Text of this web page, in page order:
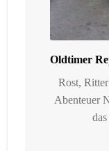
Oldtimer
Rost,
Abenteuer